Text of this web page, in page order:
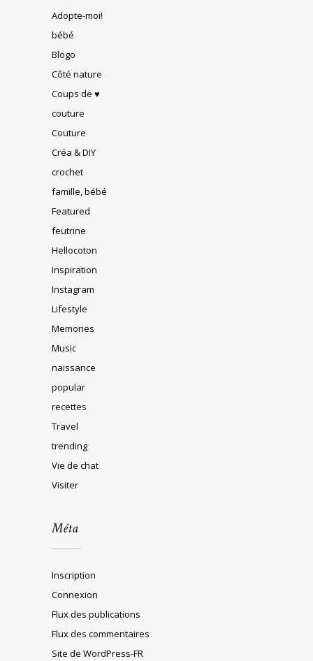
Adopte-moi!
bébé
Blogo
Côté nature
Coups de ♥
couture
Couture
Créa & DIY
crochet
famille, bébé
Featured
feutrine
Hellocoton
Inspiration
Instagram
Lifestyle
Memories
Music
naissance
popular
recettes
Travel
trending
Vie de chat
Visiter
Méta
Inscription
Connexion
Flux des publications
Flux des commentaires
Site de WordPress-FR